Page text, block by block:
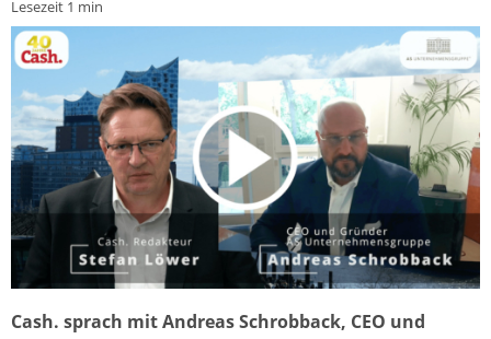
Lesezeit 1 min
Cash. sprach mit Andreas Schrobback, CEO und